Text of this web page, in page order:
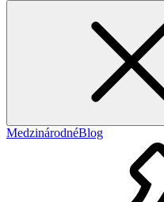
MedzinárodnéBlog